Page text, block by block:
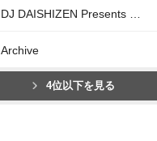
Archive
4位以下を見る